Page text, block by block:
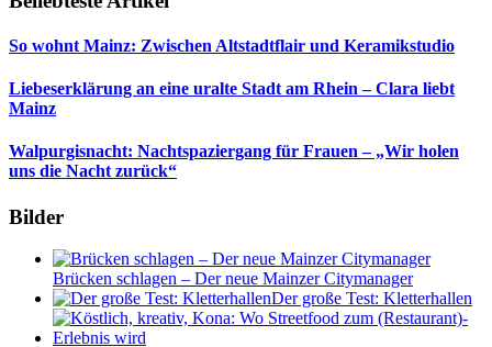
So wohnt Mainz: Zwischen Altstadtflair und Keramikstudio
Liebeserklärung an eine uralte Stadt am Rhein – Clara liebt
Mainz
Walpurgisnacht: Nachtspaziergang für Frauen – „Wir holen
uns die Nacht zurück“
Bilder
Brücken schlagen – Der neue Mainzer Citymanager
Der große Test: Kletterhallen